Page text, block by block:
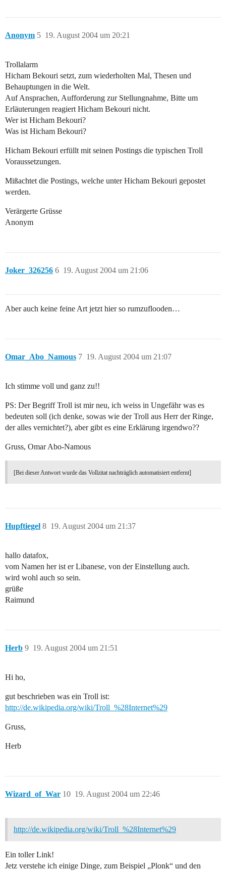
Anonym 19. August 2004 um 20:21
5
Trollalarm
Hicham Bekouri setzt, zum wiederholten Mal, Thesen und
Behauptungen in die Welt.
Auf Ansprachen, Aufforderung zur Stellungnahme, Bitte um
Erläuterungen reagiert Hicham Bekouri nicht.
Wer ist Hicham Bekouri?
Was ist Hicham Bekouri?
Hicham Bekouri erfüllt mit seinen Postings die typischen Troll
Voraussetzungen.
Mißachtet die Postings, welche unter Hicham Bekouri gepostet
werden.
Verärgerte Grüsse
Anonym
Joker_326256 19. August 2004 um 21:06
6
Aber auch keine feine Art jetzt hier so rumzuflooden…
Omar_Abo_Namous 19. August 2004 um 21:07
7
Ich stimme voll und ganz zu!!
PS: Der Begriff Troll ist mir neu, ich weiss in Ungefähr was es
bedeuten soll (ich denke, sowas wie der Troll aus Herr der Ringe,
der alles vernichtet?), aber gibt es eine Erklärung irgendwo??
Gruss, Omar Abo-Namous
[Bei dieser Antwort wurde das Vollzitat nachträglich automatisiert entfernt]
Hupftiegel 19. August 2004 um 21:37
8
hallo datafox,
vom Namen her ist er Libanese, von der Einstellung auch.
wird wohl auch so sein.
grüße
Raimund
Herb 19. August 2004 um 21:51
9
Hi ho,
gut beschrieben was ein Troll ist:
http://de.wikipedia.org/wiki/Troll_%28Internet%29
Gruss,
Herb
Wizard_of_War 19. August 2004 um 22:46
10
http://de.wikipedia.org/wiki/Troll_%28Internet%29
Ein toller Link!
Jetz verstehe ich einige Dinge, zum Beispiel „Plonk“ und den